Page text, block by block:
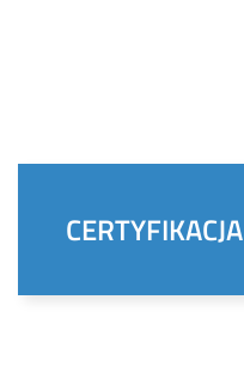
CERTYFIKACJA